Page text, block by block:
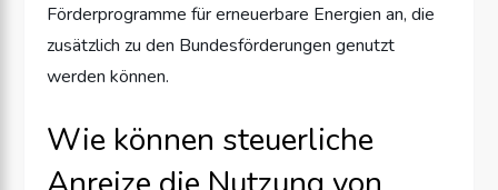
Förderprogramme für erneuerbare Energien an, die
zusätzlich zu den Bundesförderungen genutzt
werden können.
Wie können steuerliche